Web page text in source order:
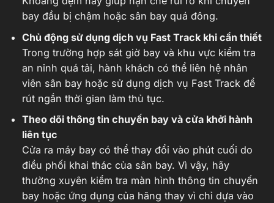
bay đầu bị chậm hoặc sân bay quá đông.
Chủ động sử dụng dịch vụ Fast Track khi cần thiết
Trong trường hợp sát giờ bay và khu vực kiểm tra
an ninh quá tải, hành khách có thể liên hệ nhân
viên sân bay hoặc sử dụng dịch vụ Fast Track để
rút ngắn thời gian làm thủ tục.
Theo dõi thông tin chuyến bay và cửa khởi hành
liên tục
Cửa ra máy bay có thể thay đổi vào phút cuối do
điều phối khai thác của sân bay. Vì vậy, hãy
thường xuyên kiểm tra màn hình thông tin chuyến
bay hoặc ứng dụng của hãng thay vì chỉ dựa vào